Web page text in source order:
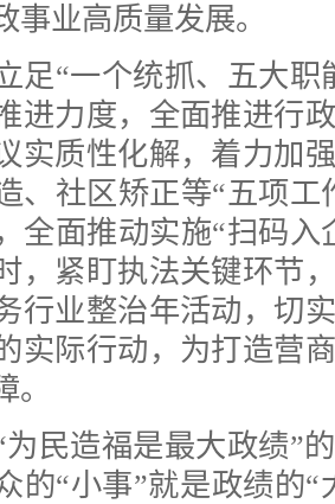
事业高质量发展。
“一个统抓、五大职
进力度，全面推进行
实质性化解，着力加
、社区矫正等“五项工
全面推动实施“扫码入
，紧盯执法关键环节
行业整治年活动，切
实际行动，为打造营
造福是最大政绩”的
的“小事”就是政绩的“